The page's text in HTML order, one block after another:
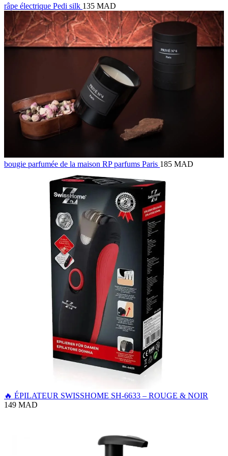
râpe électrique Pedi silk 135 MAD
bougie parfumée de la maison RP parfums Paris 185 MAD
🔥 ÉPILATEUR SWISSHOME SH-6633 – ROUGE & NOIR
149 MAD